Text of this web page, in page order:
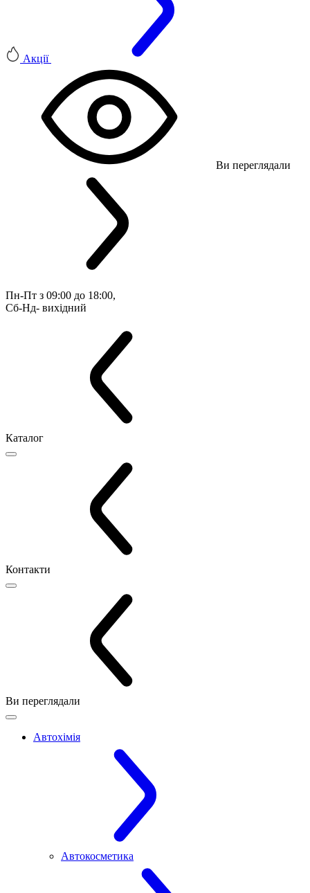
Акції
Ви переглядали
Пн-Пт з 09:00 до 18:00,
Сб-Нд- вихідний
Каталог
Контакти
Ви переглядали
Автохімія
Автокосметика